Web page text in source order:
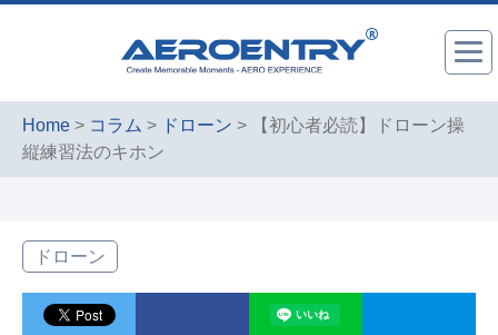
Home > コラム > ドローン > 【初心者必読】ドローン操
縦練習法のキホン
ドローン